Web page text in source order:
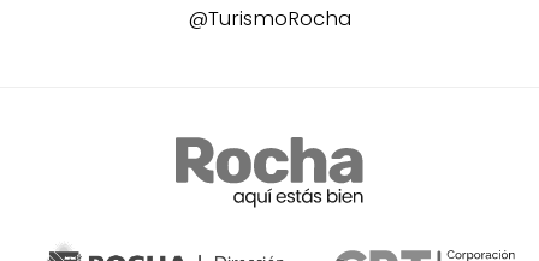
@TurismoRocha